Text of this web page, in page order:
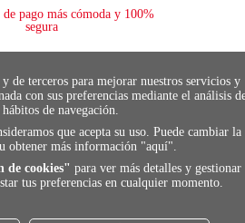
de terceros para mejorar nuestros servicios y
con sus preferencias mediante el análisis
hábitos de navegación.
que acepta su uso. Puede cambiar la
obtener más información "aquí".
de cookies" para ver más detalles y gestionar
tus preferencias en cualquier momento.
pago más cómoda y 100%
segura
RÁPIDOS
De 24 h a 72 h